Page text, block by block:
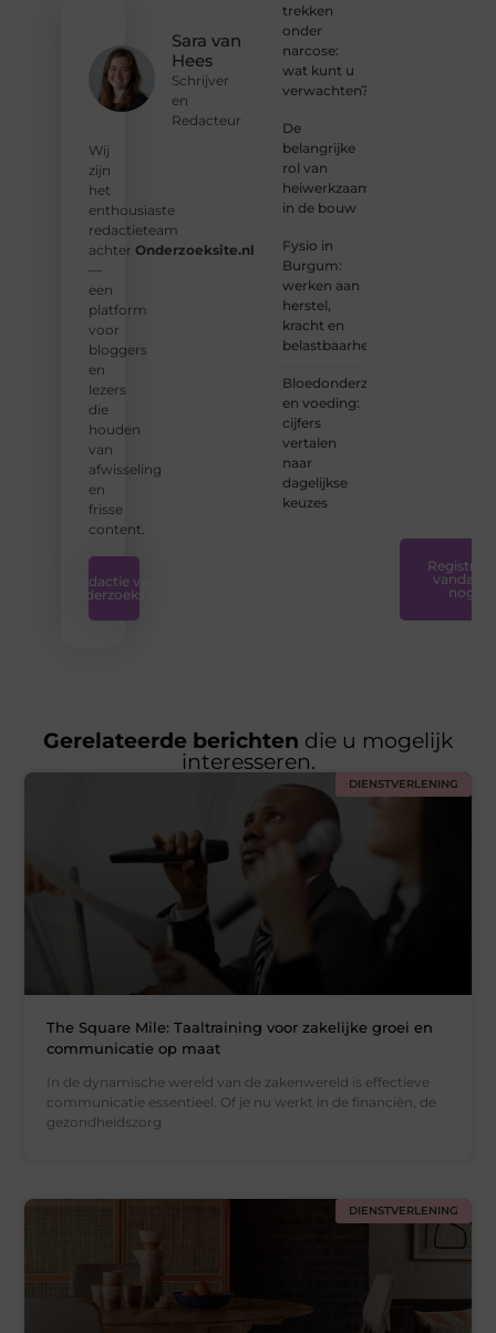
Sara van
Hees
Schrijver
en
Redacteur
Wij
zijn
het
enthousiaste
redactieteam
achter Onderzoeksite.nl
—
een
platform
voor
bloggers
en
lezers
die
houden
van
afwisseling
en
frisse
content.
Redactie van
Onderzoeksite
trekken
onder
narcose:
wat kunt u
verwachten?
De
belangrijke
rol van
heiwerkzaamheden
in de bouw
Fysio in
Burgum:
werken aan
herstel,
kracht en
belastbaarheid
Bloedonderzoek
en voeding:
cijfers
vertalen
naar
dagelijkse
keuzes
Registreer
vandaag
nog
Gerelateerde berichten die u mogelijk
interesseren.
DIENSTVERLENING
The Square Mile: Taaltraining voor zakelijke groei en
communicatie op maat
In de dynamische wereld van de zakenwereld is effectieve
communicatie essentieel. Of je nu werkt in de financiën, de
gezondheidszorg
DIENSTVERLENING